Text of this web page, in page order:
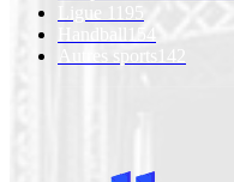
Ligue 1
195
Handball
154
Autres sports 142